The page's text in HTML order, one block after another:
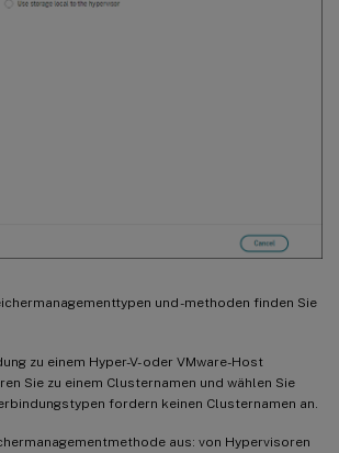
und -methoden finden Sie
zu einem Hyper-V- oder VMware-Host
Sie zu einem Clusternamen und wählen Sie
fordern keinen Clusternamen an.
aus: von Hypervisoren